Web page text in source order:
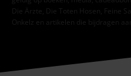
Die Ärzte, Die Toten Hosen, Feine
Onkelz en artikelen die bijdragen